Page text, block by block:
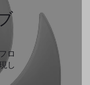
ロ
し